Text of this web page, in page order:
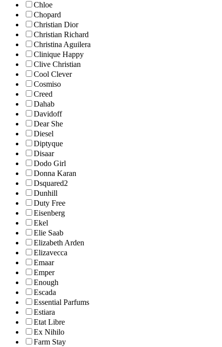
Chloe
Chopard
Christian Dior
Christian Richard
Christina Aguilera
Clinique Happy
Clive Christian
Cool Clever
Cosmiso
Creed
Dahab
Davidoff
Dear She
Diesel
Diptyque
Disaar
Dodo Girl
Donna Karan
Dsquared2
Dunhill
Duty Free
Eisenberg
Ekel
Elie Saab
Elizabeth Arden
Elizavecca
Emaar
Emper
Enough
Escada
Essential Parfums
Estiara
Etat Libre
Ex Nihilo
Farm Stay